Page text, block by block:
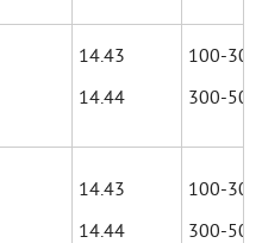
14.43
14.44
100-300
300-500
14.43
14.44
100-300
300-500